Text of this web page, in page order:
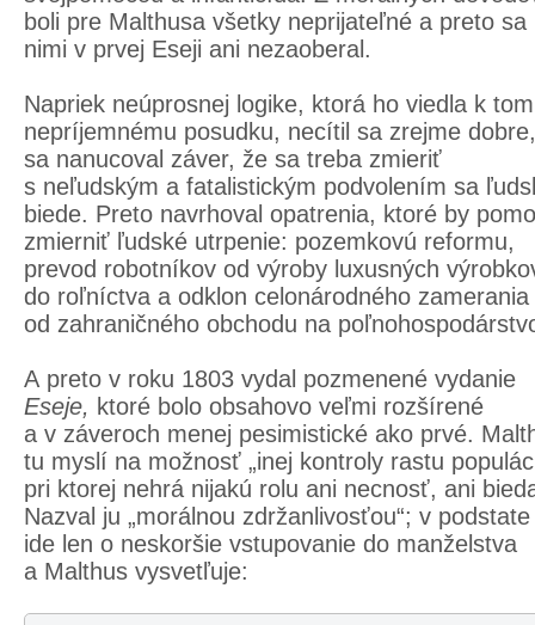
boli pre Malthusa všetky neprijateľné a preto sa
nimi v prvej Eseji ani nezaoberal.
Napriek neúprosnej logike, ktorá ho viedla k
nepríjemnému posudku, necítil sa zrejme
sa nanucoval záver, že sa treba zmieriť
s neľudským a fatalistickým podvolením sa
biede. Preto navrhoval opatrenia, ktoré by
zmierniť ľudské utrpenie: pozemkovú reformu,
prevod robotníkov od výroby luxusných
do roľníctva a odklon celonárodného zamerania
od zahraničného obchodu na
A preto v roku 1803 vydal pozmenené vydanie
Eseje, ktoré bolo obsahovo veľmi rozšírené
a v záveroch menej pesimistické ako prvé.
tu myslí na možnosť „inej kontroly rastu
pri ktorej nehrá nijakú rolu ani necnosť, ani
Nazval ju „morálnou zdržanlivosťou“; v
ide len o neskoršie vstupovanie do manželstva
a Malthus vysvetľuje: